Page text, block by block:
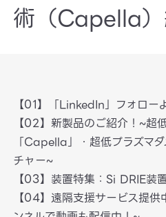
術（Capella
【01】「LinkedIn」フォロー
【02】新製品のご紹介！~超
「Capella」・超低プラズマ
チャー~
【03】装置特集：Si DRIE装
【04】遠隔支援サービス提